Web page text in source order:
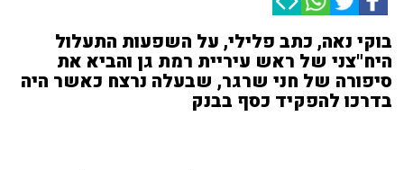
בוקי נאה, כתב פלילי, על השפעות התעלול
היח"צני של ראש עיריית רמת גן והביא את
סיפורה של חני שרגר, שבעלה נרצח כאשר היה
בדרכו להפקיד כסף בבנק